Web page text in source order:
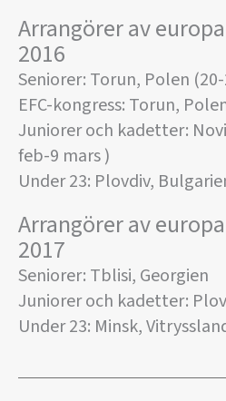
Arrangörer av
2016
Seniorer: Torun, Polen
EFC-kongress: Torun,
Juniorer och kadetter:
feb-9 mars )
Under 23: Plovdiv,
Arrangörer av
2017
Seniorer: Tblisi, Georgien
Juniorer och kadetter:
Under 23: Minsk,